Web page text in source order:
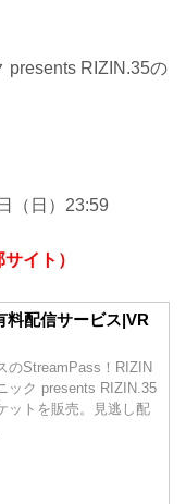
presents RIZIN.35の
（日）23:59
イト）
料配信サービス|VR
のStreamPass！RIZIN
ック presents RIZIN.35
ットを販売。見逃し配